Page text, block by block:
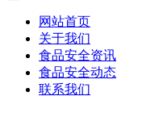
网站首页
关于我们
食品安全资讯
食品安全动态
联系我们